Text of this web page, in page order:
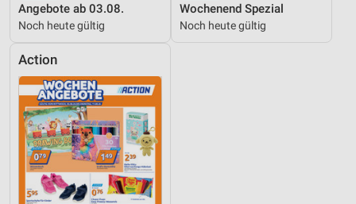
Angebote ab 03.08.
Noch heute gültig
Wochenend Spezial
Noch heute gültig
Action